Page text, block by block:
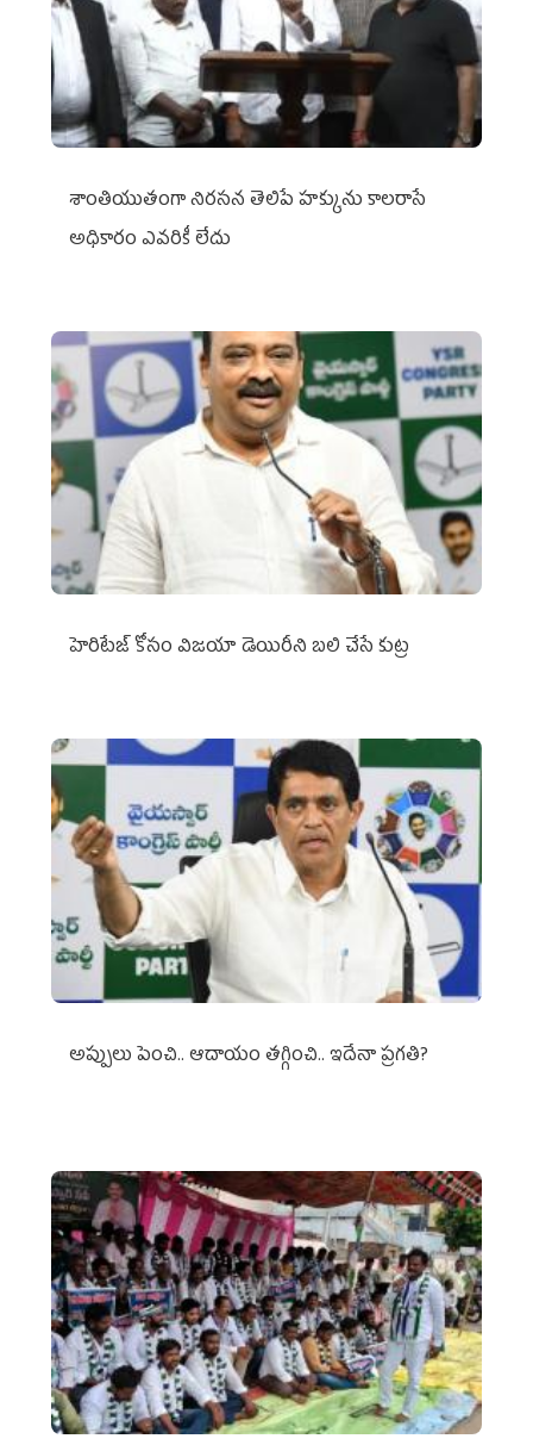
శాంతియుతంగా నిరసన తెలిపే హక్కును కాలరాసే
అధికారం ఎవరికీ లేదు
హెరిటేజ్ కోసం విజయా డెయిరీని బలి చేసే కుట్ర‌
అప్పులు పెంచి.. ఆదాయం తగ్గించి.. ఇదేనా ప్రగతి?